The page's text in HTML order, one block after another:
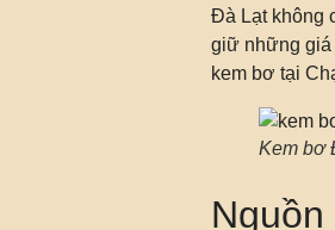
Đà Lạt không
giữ những giá
kem bơ tại
Kem bơ